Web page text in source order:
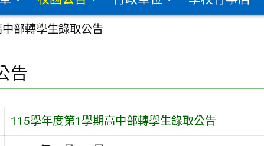
部轉學生錄取公告
告
115學年度第1學期高中部轉學生錄取公告